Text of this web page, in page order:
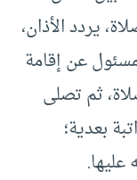
يردد الأذان،
عن إقامة
ثم تصلى
بعدية؛